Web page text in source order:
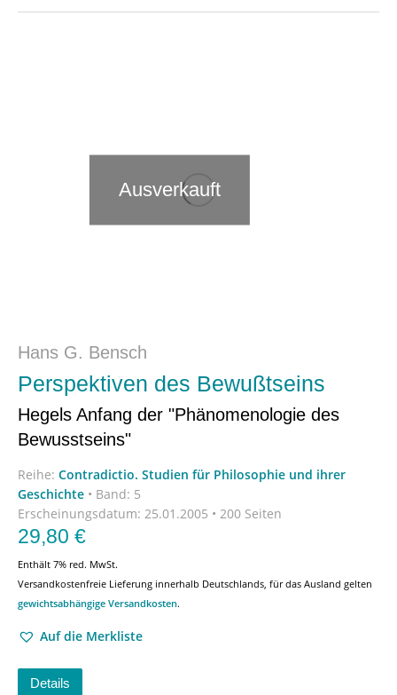
Ausverkauft
Hans G. Bensch
Perspektiven des Bewußtseins
Hegels Anfang der "Phänomenologie des
Bewusstseins"
Reihe: Contradictio. Studien für Philosophie und ihrer
Geschichte • Band: 5
Erscheinungsdatum: 25.01.2005 • 200 Seiten
29,80 €
Enthält 7% red. MwSt.
Versandkostenfreie Lieferung innerhalb Deutschlands, für das Ausland gelten
gewichtsabhängige Versandkosten.
Auf die Merkliste
Details